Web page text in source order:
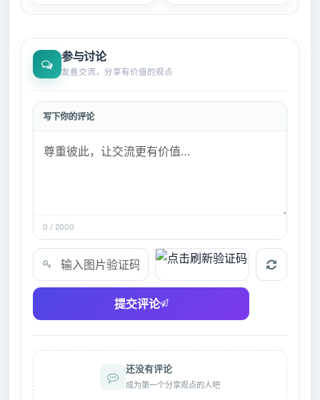
参与讨论
友善交流，分享有价值的观点
写下你的评论
0 / 2000
验证码
提交评论
还没有评论
成为第一个分享观点的人吧